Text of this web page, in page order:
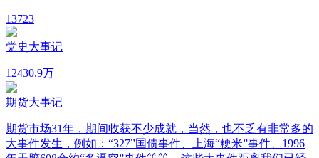
13723
党史大事记
12430.9万
期货大事记
期货市场31年，期间收获不少成就，当然，也不乏有非常多的
大事件发生，例如：“327”国债事件、上海“粳米”事件、1996